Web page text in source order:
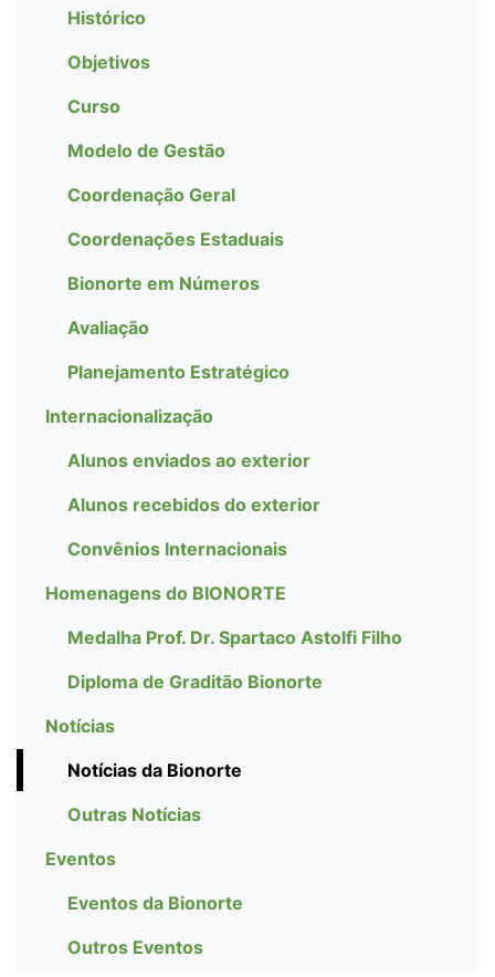
Histórico
Objetivos
Curso
Modelo de Gestão
Coordenação Geral
Coordenações Estaduais
Bionorte em Números
Avaliação
Planejamento Estratégico
Internacionalização
Alunos enviados ao exterior
Alunos recebidos do exterior
Convênios Internacionais
Homenagens do BIONORTE
Medalha Prof. Dr. Spartaco Astolfi Filho
Diploma de Graditão Bionorte
Notícias
Notícias da Bionorte
Outras Notícias
Eventos
Eventos da Bionorte
Outros Eventos